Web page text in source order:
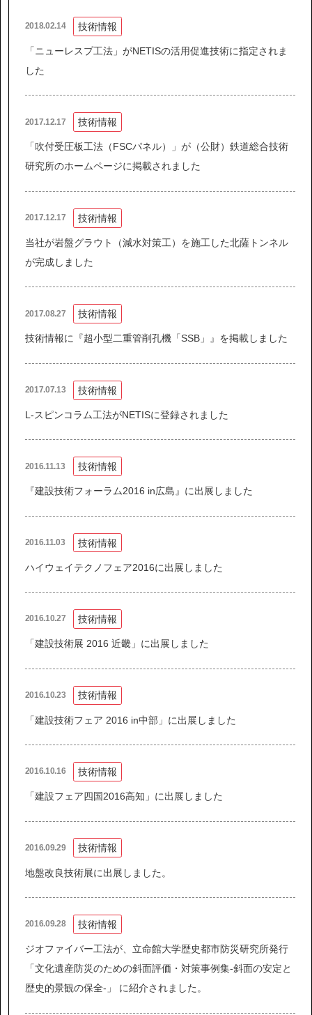
協力会社の皆様へ
個人情報等保護ポリシー
このサイトの使い方
サイトマップ
2018.02.14 技術情報
「ニューレスプ工法」がNETISの活用促進技術に指定されま
した
2017.12.17 技術情報
「吹付受圧板工法（FSCパネル）」が（公財）鉄道総合技術
研究所のホームページに掲載されました
2017.12.17 技術情報
当社が岩盤グラウト（減水対策工）を施工した北薩トンネル
が完成しました
2017.08.27 技術情報
技術情報に『超小型二重管削孔機「SSB」』を掲載しました
2017.07.13 技術情報
L-スピンコラム工法がNETISに登録されました
2016.11.13 技術情報
『建設技術フォーラム2016 in広島』に出展しました
2016.11.03 技術情報
ハイウェイテクノフェア2016に出展しました
2016.10.27 技術情報
「建設技術展 2016 近畿」に出展しました
2016.10.23 技術情報
「建設技術フェア 2016 in中部」に出展しました
2016.10.16 技術情報
「建設フェア四国2016高知」に出展しました
2016.09.29 技術情報
地盤改良技術展に出展しました。
2016.09.28 技術情報
ジオファイバー工法が、立命館大学歴史都市防災研究所発行
「文化遺産防災のための斜面評価・対策事例集-斜面の安定と
歴史的景観の保全-」 に紹介されました。